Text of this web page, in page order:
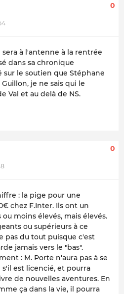
0
à l'antenne à la rentrée
dans sa chronique
sur le soutien que Stéphane
je ne sais qui le
Val et au delà de NS.
0
: la pige pour une
chez F.Inter. Ils ont un
moins élevés, mais élevés.
ou supérieurs à ce
pas du tout puisque c'est
jamais vers le "bas".
: M. Porte n'aura pas à se
est licencié, et pourra
de nouvelles aventures. En
ça dans la vie, il pourra